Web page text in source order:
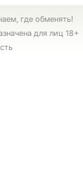
где обменять!
для лиц 18+